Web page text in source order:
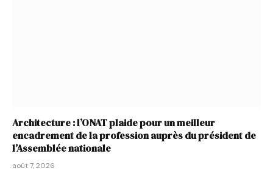
Architecture : l’ONAT plaide pour un meilleur
encadrement de la profession auprès du président de
l’Assemblée nationale
août 7, 2026